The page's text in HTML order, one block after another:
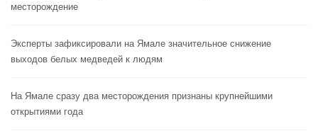
месторождение
Эксперты зафиксировали на Ямале значительное снижение
выходов белых медведей к людям
На Ямале сразу два месторождения признаны крупнейшими
открытиями года